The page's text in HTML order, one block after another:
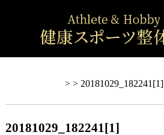
> > 20181029_182241[1]
20181029_182241[1]